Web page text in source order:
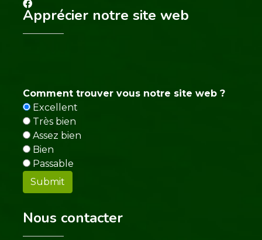
Apprécier notre site web
Comment trouver vous notre site web ?
Excellent
Très bien
Assez bien
Bien
Passable
Nous contacter